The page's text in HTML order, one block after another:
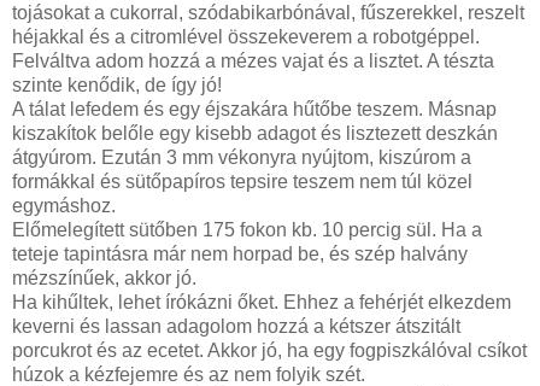
tojásokat a cukorral, szódabikarbónával, fűszerekkel, reszelt
héjakkal és a citromlével összekeverem a robotgéppel.
Felváltva adom hozzá a mézes vajat és a lisztet. A tészta
szinte kenődik, de így jó!
A tálat lefedem és egy éjszakára hűtőbe teszem. Másnap
kiszakítok belőle egy kisebb adagot és lisztezett deszkán
átgyúrom. Ezután 3 mm vékonyra nyújtom, kiszúrom a
formákkal és sütőpapíros tepsire teszem nem túl közel
egymáshoz.
Előmelegített sütőben 175 fokon kb. 10 percig sül. Ha a
teteje tapintásra már nem horpad be, és szép halvány
mézszínűek, akkor jó.
Ha kihűltek, lehet írókázni őket. Ehhez a fehérjét elkezdem
keverni és lassan adagolom hozzá a kétszer átszitált
porcukrot és az ecetet. Akkor jó, ha egy fogpiszkálóval csíkot
húzok a kézfejemre és az nem folyik szét.